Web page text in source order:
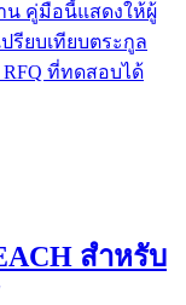
น คู่มือนี้แสดงให้ผู้
รียบเทียบตระกูล
ที่ทดสอบได้
สำหรับ